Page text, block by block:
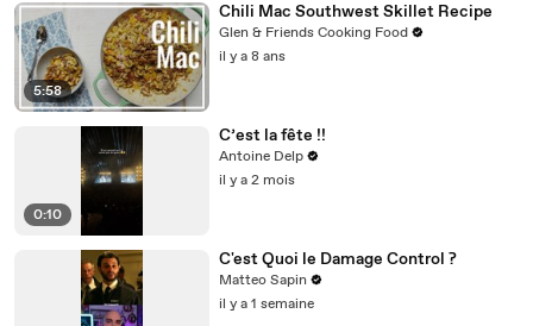
5:58
Chili Mac Southwest Skillet Recipe
Glen & Friends Cooking Food
il y a 8 ans
0:10
C’est la fête !!
Antoine Delp
il y a 2 mois
C'est Quoi le Damage Control ?
Matteo Sapin
il y a 1 semaine